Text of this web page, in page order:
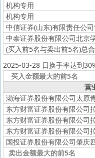
机构专用
机构专用
中信证券(山东)有限责任公
中泰证券股份有限公司北京
(买入前5名与卖出前5名)总
2025-03-28 日换手率达到
买入金额最大的前5名
营
渤海证券股份有限公司太原
东方财富证券股份有限公司
东方财富证券股份有限公司
东方财富证券股份有限公司
国投证券股份有限公司肇庆
卖出金额最大的前5名